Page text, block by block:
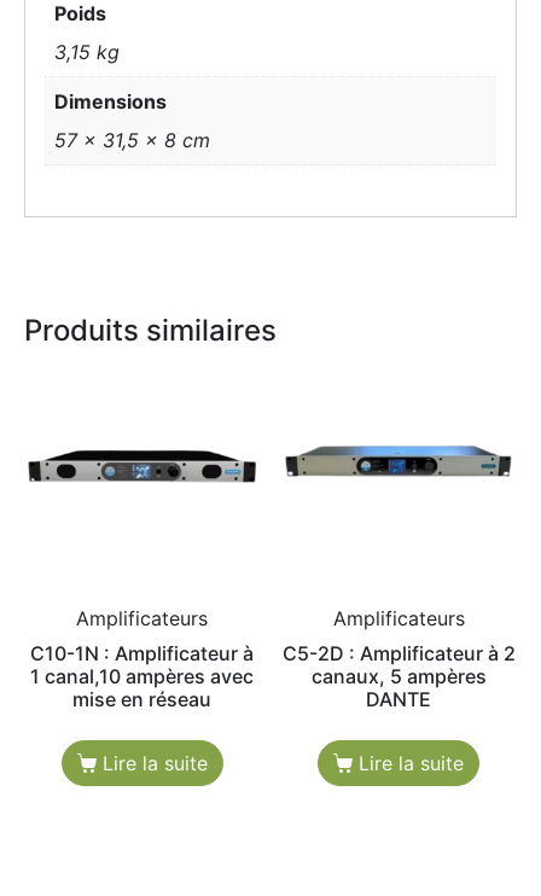
Poids
3,15 kg
Dimensions
57 × 31,5 × 8 cm
Produits similaires
Amplificateurs
C10-1N : Amplificateur à
1 canal,10 ampères avec
mise en réseau
Lire la suite
Amplificateurs
C5-2D : Amplificateur à 2
canaux, 5 ampères
DANTE
Lire la suite